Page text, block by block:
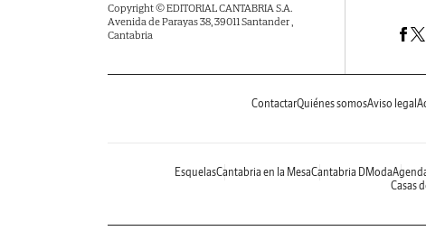
Copyright © EDITORIAL CANTABRIA S.A.
Avenida de Parayas 38, 39011 Santander ,
Cantabria
ContactarQuiénes somosAviso legal
EsquelasCantabria en la MesaCantabria DModa
Casas